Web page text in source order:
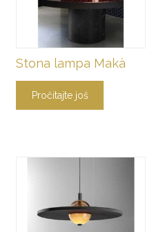
Stona lampa Makà
Pročitajte još